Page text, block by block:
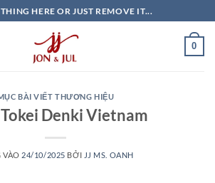
HERE OR JUST REMOVE IT...
0
BÀI VIẾT THƯƠNG HIỆU
Denki Vietnam
VÀO 24/10/2025 BỞI JJ MS. OANH